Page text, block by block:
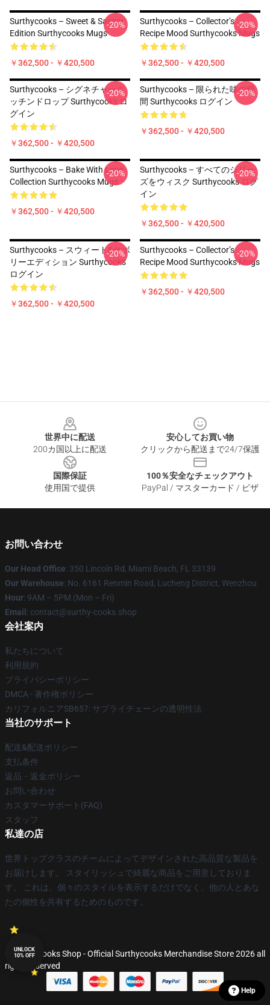
Surthycooks – Sweet & Savory
Edition Surthycooks Mugs
￥362,500 - ￥420,500
-20%
Surthycooks – Collector’s
Recipe Mood Surthycooks Mugs
￥362,500 - ￥420,500
-20%
Surthycooks – シグネチャーキ
ッチンドロップ Surthycooks ロ
グイン
￥362,500 - ￥420,500
-20%
Surthycooks – 限られた味の瞬
間 Surthycooks ログイン
￥362,500 - ￥420,500
-20%
Surthycooks – Bake With Love
Collection Surthycooks Mugs
￥362,500 - ￥420,500
-20%
Surthycooks – すべてのシリー
ズをウィスク Surthycooks ログ
イン
￥362,500 - ￥420,500
-20%
Surthycooks – スウィート&サボ
リーエディション Surthycooks
ログイン
￥362,500 - ￥420,500
-20%
Surthycooks – Collector’s
Recipe Mood Surthycooks Mugs
￥362,500 - ￥420,500
-20%
世界中に配送
200カ国以上に配送
安心してお買い物
クリックから配送まで24/7保護
国際保証
使用国で提供
100％安全なチェックアウト
PayPal / マスターカード / ビザ
お問い合わせ
Our Head Office: 350 Lincoln Rd, Miami Beach, FL 33139
Our Warehouse: No. 6161 Renmin Road, Lucheng District, Wenzhou
Hour: 9AM – 5PM (Mon – Fri)
Email : contact@surthy-cooks.shop
会社案内
私たちについて
利用規約
プライバシーポリシー
DMCA - 著作権ポリシー
カリフォルニアSB657: サプライチェーンの透明性法
当社のサポート
配送&配送ポリシー
支払条件
返品・返金ポリシー
お問い合わせ
カスタマーサポート(FAQ)
スタッフ
私達の店
世界トップクラスのチームによってデザインされた高品質な製品を
お届けします。 スタイリッシュで綺麗な商品をご用意しておりま
す。 これは、個々のスタイルを表示するだけでなく、他の人とあな
たの個性を共有するためのものです。
© Surthycooks Shop - Official Surthycooks Merchandise Store 2026 all
rights reserved
Help
UNLOCK
10% OFF